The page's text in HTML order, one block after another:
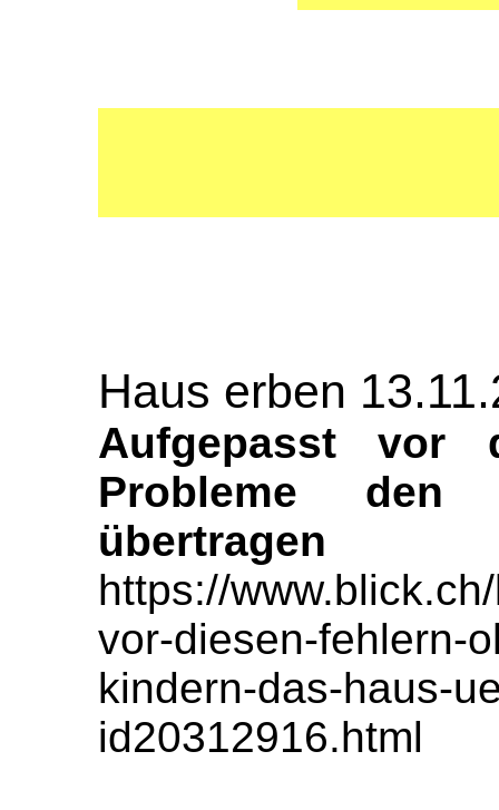
Haus erben
Aufgepasst vor
Probleme
übertragen
https://
vor-diesen-fehlern-
kindern-das-haus-
id20312916.html